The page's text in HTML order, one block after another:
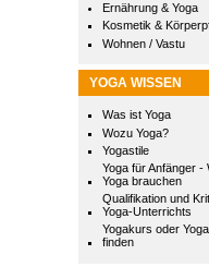
Ernährung & Yoga
Kosmetik &
Wohnen / Vastu
YOGA WISSEN
Was ist Yoga
Wozu Yoga?
Yogastile
Yoga für Anfänger -
Yoga brauchen
Qualifikation und
Yoga-Unterrichts
Yogakurs oder
finden